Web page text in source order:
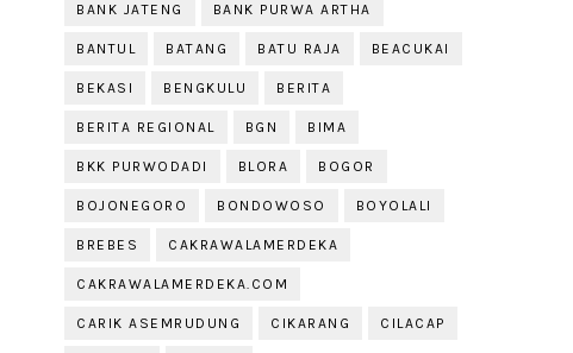
BANK JATENG BANK PURWA ARTHA
BANTUL BATANG BATU RAJA BEACUKAI
BEKASI BENGKULU BERITA
BERITA REGIONAL BGN BIMA
BKK PURWODADI BLORA BOGOR
BOJONEGORO BONDOWOSO BOYOLALI
BREBES CAKRAWALAMERDEKA
CAKRAWALAMERDEKA.COM
CARIK ASEMRUDUNG CIKARANG CILACAP